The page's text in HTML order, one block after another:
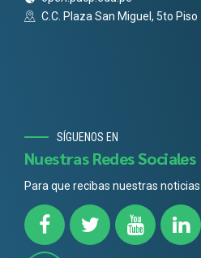
C.C. Plaza San Miguel, 5to Piso
SÍGUENOS EN
Nuestras Redes Sociales
Para que recibas nuestras noticias